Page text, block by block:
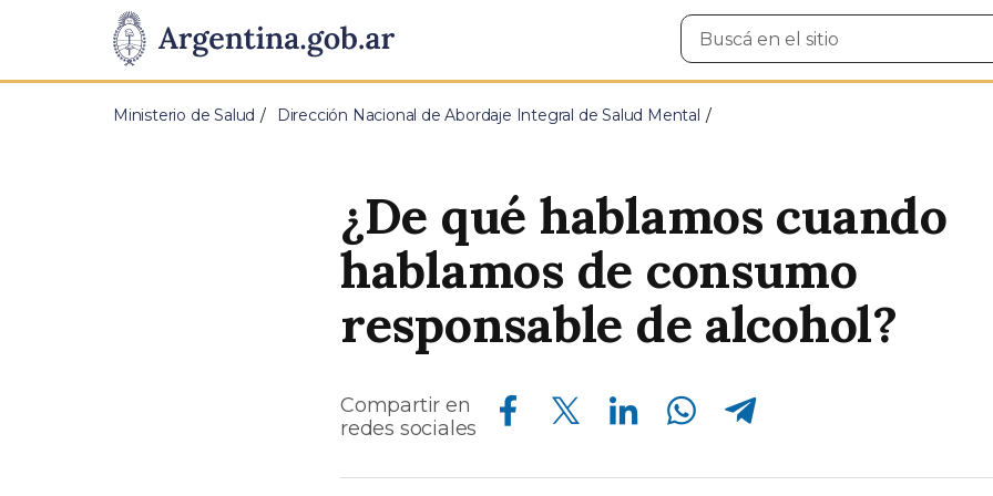
Presidencia
de
Pasar al contenido principal
Buscar
en
Ministerio de Salud Dirección Nacional de Abordaje Integral de Salud Mental
¿De qué hablamos cuando
hablamos de consumo
responsable de alcohol?
Compartir en
redes sociales
Compartir en Facebook Compartir en Twitter Compartir en Linkedin Compartir en Whatsapp Compartir en Telegram